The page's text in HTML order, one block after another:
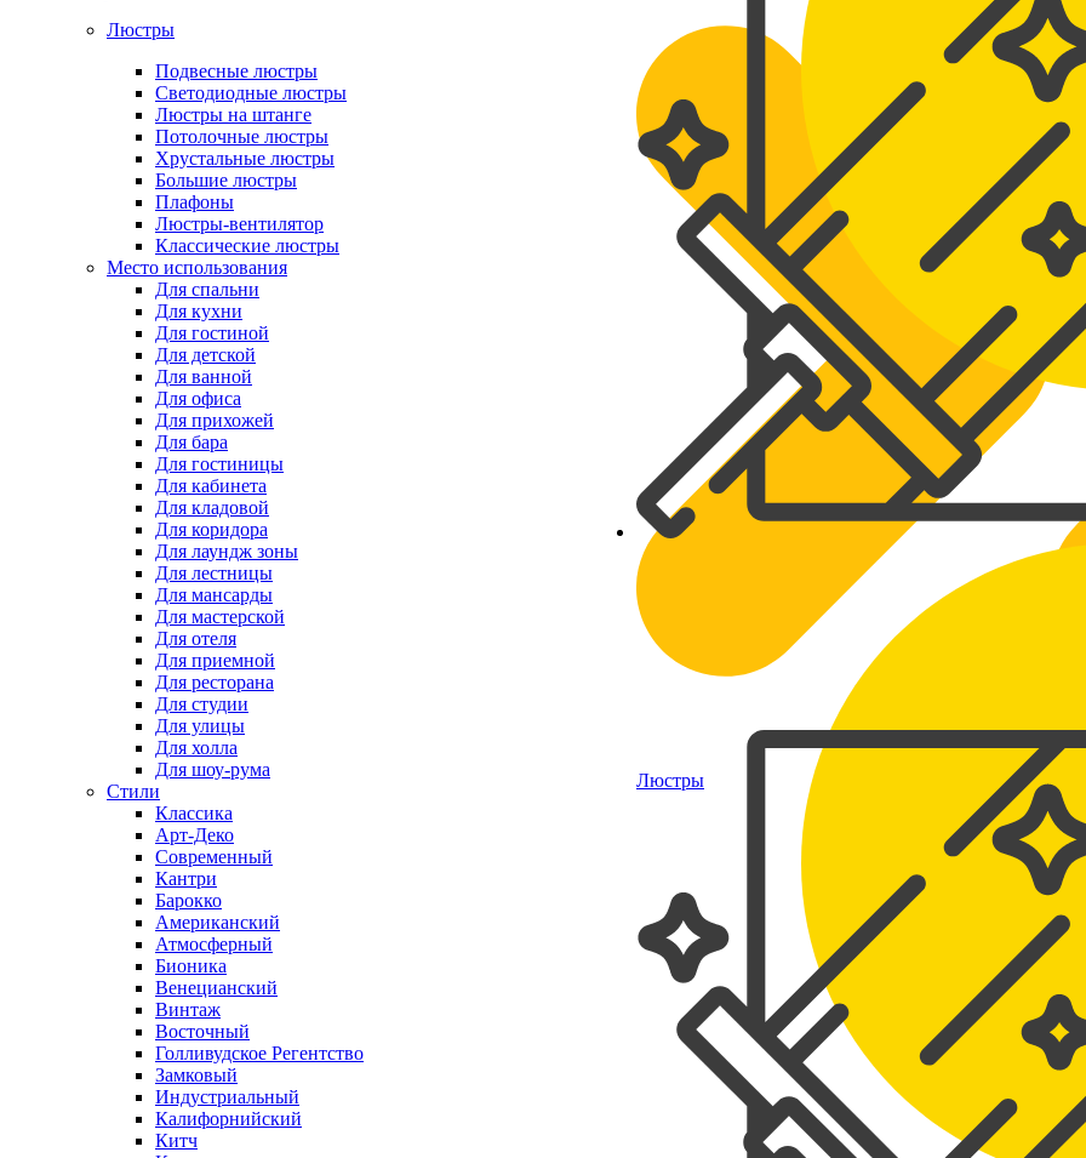
Люстры
Люстры
Подвесные люстры
Светодиодные люстры
Люстры на штанге
Потолочные люстры
Хрустальные люстры
Большие люстры
Плафоны
Люстры-вентилятор
Классические люстры
Место использования
Для спальни
Для кухни
Для гостиной
Для детской
Для ванной
Для офиса
Для прихожей
Для бара
Для гостиницы
Для кабинета
Для кладовой
Для коридора
Для лаундж зоны
Для лестницы
Для мансарды
Для мастерской
Для отеля
Для приемной
Для ресторана
Для студии
Для улицы
Для холла
Для шоу-рума
Стили
Классика
Арт-Деко
Современный
Кантри
Барокко
Американский
Атмосферный
Бионика
Венецианский
Винтаж
Восточный
Голливудское Регентство
Замковый
Индустриальный
Калифорнийский
Китч